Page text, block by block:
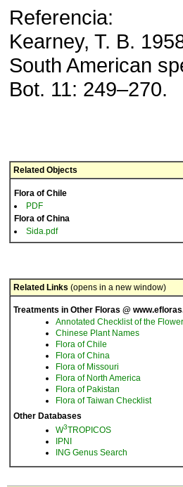
Referencia:
Kearney, T. B.
South American
Bot. 11: 249–270.
Related Objects
Flora of Chile
PDF
Flora of China
Sida.pdf
Related Links (opens in a new window)
Treatments in Other Floras @
Annotated Checklist of the
Chinese Plant Names
Flora of Chile
Flora of China
Flora of Missouri
Flora of North America
Flora of Pakistan
Flora of Taiwan Checklist
Other Databases
W3TROPICOS
IPNI
ING Genus Search